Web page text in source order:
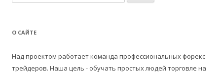
а
т
:
О САЙТЕ
Над проектом работает команда профессиональных форекс
трейдеров. Наша цель - обучать простых людей торговле на